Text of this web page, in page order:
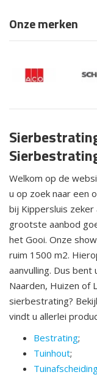
Onze merken
Welkom op de
u op zoek naar een
bij Kippersluis
grootste aanbod
het Gooi. Onze
ruim 1500 m2.
aanvulling. Dus bent
Naarden, Huizen of
sierbestrating?
vindt u allerlei
Bestrating;
Tuinhout;